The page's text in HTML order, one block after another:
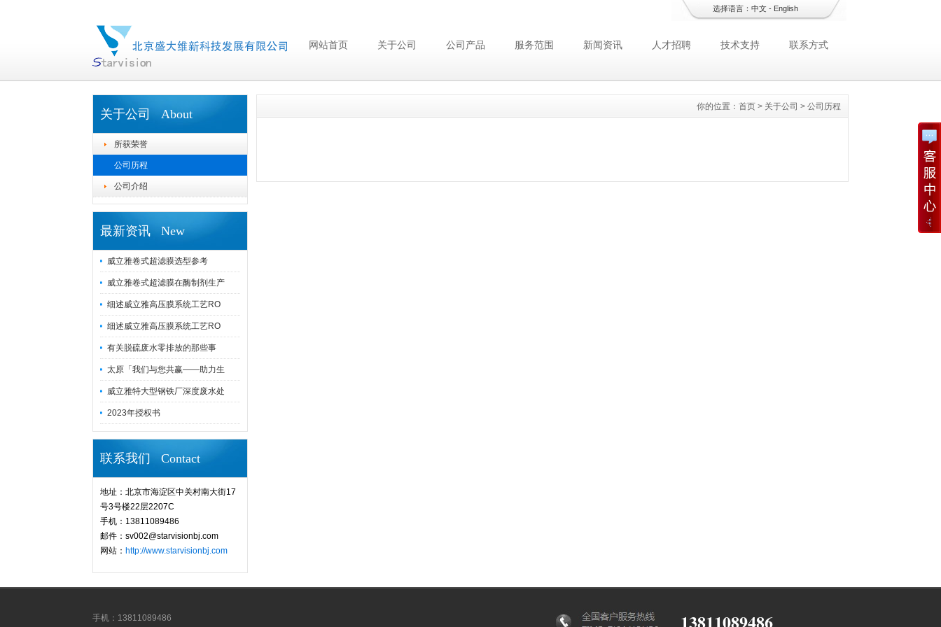
选择语言： 中文- English
网站首页 关于公司 公司产品 服务范围 新闻资讯 人才招聘 技术支持 联系方式
关于公司 About
所获荣誉
公司历程
公司介绍
最新资讯 New
威立雅卷式超滤膜选型参考
威立雅卷式超滤膜在酶制剂生产
细述威立雅高压膜系统工艺RO
细述威立雅高压膜系统工艺RO
有关脱硫废水零排放的那些事
太原「我们与您共赢——助力生
威立雅特大型钢铁厂深度废水处
2023年授权书
联系我们 Contact
地址：北京市海淀区中关村南大街17
号3号楼22层2207C
手机：13811089486
邮件：sv002@starvisionbj.com
网站： http://www.starvisionbj.com
你的位置： 首页 > 关于公司 > 公司历程
手机：13811089486 13811089486